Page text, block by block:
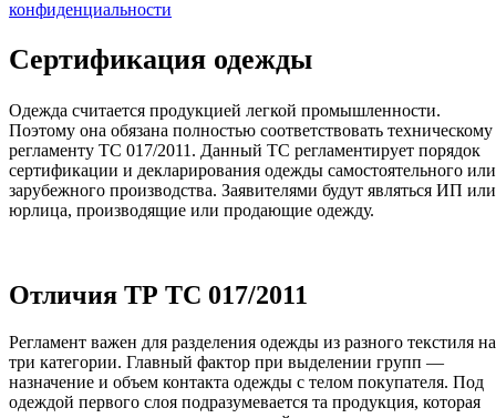
конфиденциальности
Сертификация одежды
Одежда считается продукцией легкой промышленности.
Поэтому она обязана полностью соответствовать техническому
регламенту ТС 017/2011. Данный ТС регламентирует порядок
сертификации и декларирования одежды самостоятельного или
зарубежного производства. Заявителями будут являться ИП или
юрлица, производящие или продающие одежду.
Отличия ТР ТС 017/2011
Регламент важен для разделения одежды из разного текстиля на
три категории. Главный фактор при выделении групп —
назначение и объем контакта одежды с телом покупателя. Под
одеждой первого слоя подразумевается та продукция, которая